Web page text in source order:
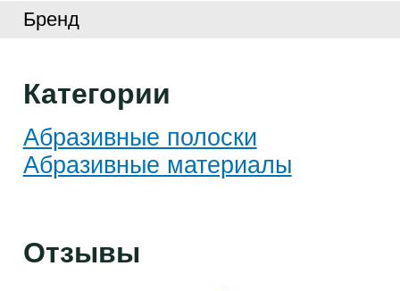
Бренд
Категории
Абразивные полоски
Абразивные материалы
Отзывы